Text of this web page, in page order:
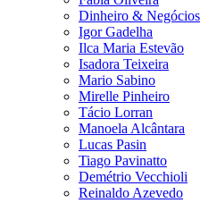
Dinheiro & Negócios
Igor Gadelha
Ilca Maria Estevão
Isadora Teixeira
Mario Sabino
Mirelle Pinheiro
Tácio Lorran
Manoela Alcântara
Lucas Pasin
Tiago Pavinatto
Demétrio Vecchioli
Reinaldo Azevedo